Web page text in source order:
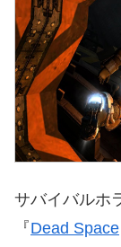
サバイバルホ
『Dead Space